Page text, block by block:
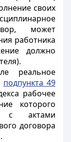
своих
может
работника
должно
реальное
подпункта 49
рабочее
которого
с актами
договора